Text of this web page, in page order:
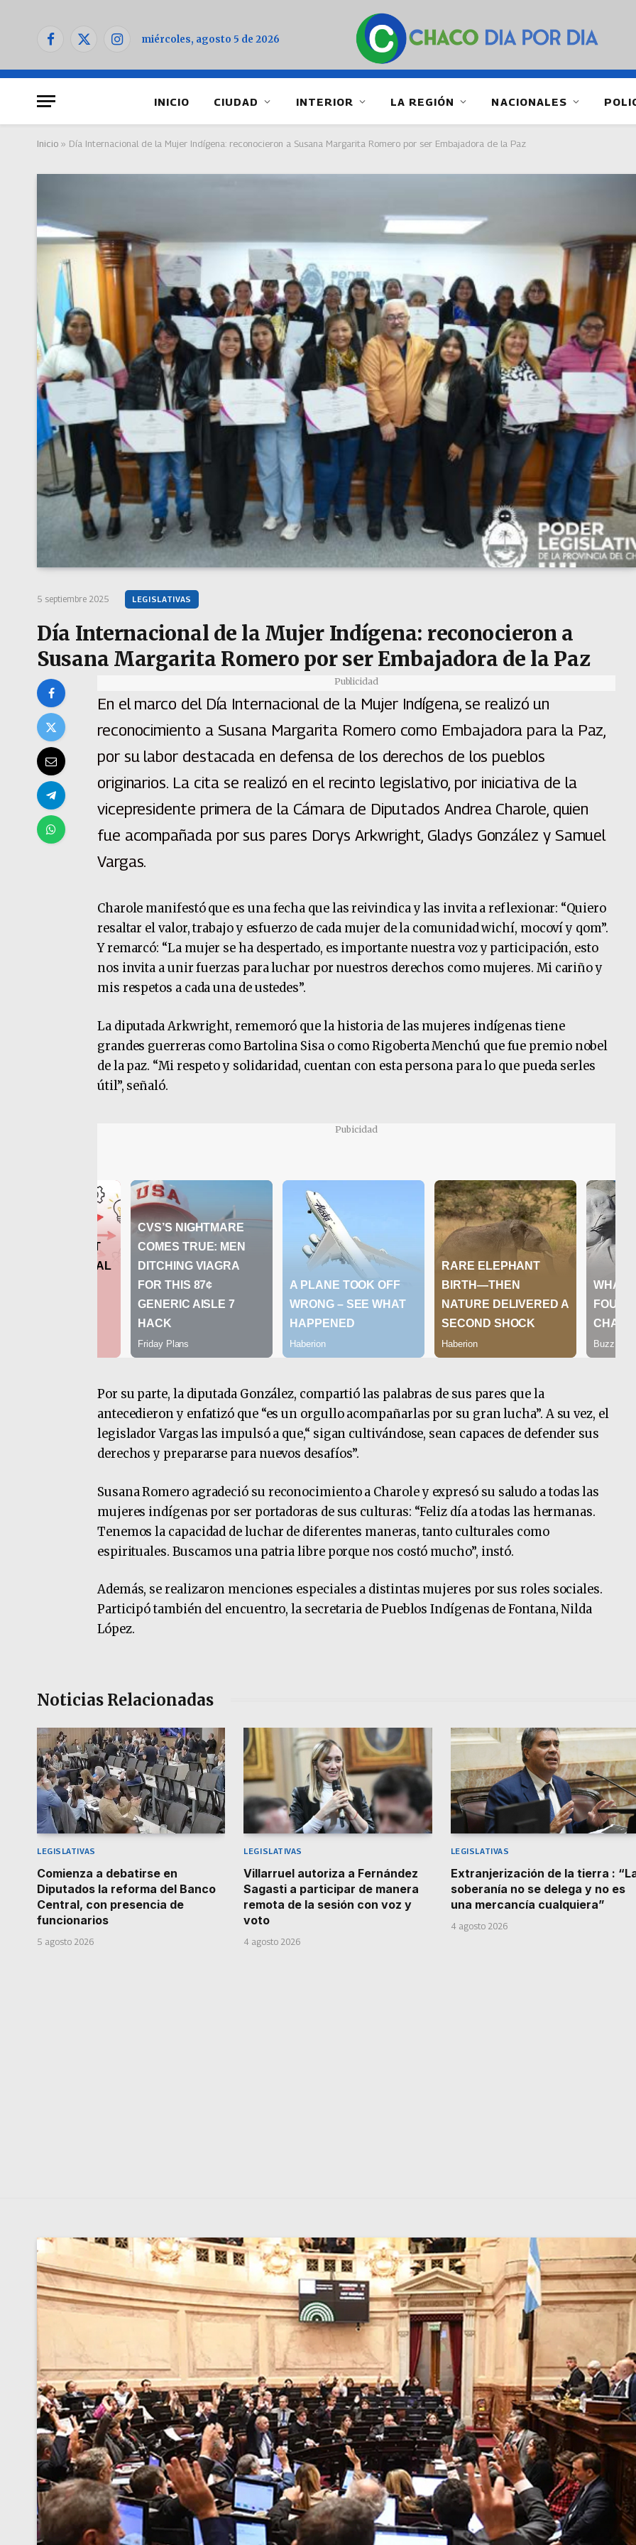
Facebook
X
Instagrammiércoles, agosto 5 de 2026
INICIO CIUDAD INTERIOR LA REGIÓN NACIONALES
Inicio » Día Internacional de la Mujer Indígena: reconocieron a Susana Margarita Romero por ser Embajadora de la Paz
5 septiembre 2025 LEGISLATIVAS
Día Internacional de la Mujer Indígena: reconocieron a
Susana Margarita Romero por ser Embajadora de la Paz
Publicidad
En el marco del Día Internacional de la Mujer Indígena, se realizó un
reconocimiento a Susana Margarita Romero como Embajadora para la Paz,
por su labor destacada en defensa de los derechos de los pueblos
originarios. La cita se realizó en el recinto legislativo, por iniciativa de la
vicepresidente primera de la Cámara de Diputados Andrea Charole, quien
fue acompañada por sus pares Dorys Arkwright, Gladys González y Samuel
Vargas.
Charole manifestó que es una fecha que las reivindica y las invita a reflexionar: “Quiero
resaltar el valor, trabajo y esfuerzo de cada mujer de la comunidad wichí, mocoví y qom”.
Y remarcó: “La mujer se ha despertado, es importante nuestra voz y participación, esto
nos invita a unir fuerzas para luchar por nuestros derechos como mujeres. Mi cariño y
mis respetos a cada una de ustedes”.
La diputada Arkwright, rememoró que la historia de las mujeres indígenas tiene
grandes guerreras como Bartolina Sisa o como Rigoberta Menchú que fue premio nobel
de la paz. “Mi respeto y solidaridad, cuentan con esta persona para lo que pueda serles
útil”, señaló.
Pubicidad
Por su parte, la diputada González, compartió las palabras de sus pares que la
antecedieron y enfatizó que “es un orgullo acompañarlas por su gran lucha”. A su vez, el
legislador Vargas las impulsó a que,“ sigan cultivándose, sean capaces de defender sus
derechos y prepararse para nuevos desafíos”.
Susana Romero agradeció su reconocimiento a Charole y expresó su saludo a todas las
mujeres indígenas por ser portadoras de sus culturas: “Feliz día a todas las hermanas.
Tenemos la capacidad de luchar de diferentes maneras, tanto culturales como
espirituales. Buscamos una patria libre porque nos costó mucho”, instó.
Además, se realizaron menciones especiales a distintas mujeres por sus roles sociales.
Participó también del encuentro, la secretaria de Pueblos Indígenas de Fontana, Nilda
López.
Noticias Relacionadas
LEGISLATIVAS
Comienza a debatirse en
Diputados la reforma del Banco
Central, con presencia de
funcionarios
5 agosto 2026
LEGISLATIVAS
Villarruel autoriza a Fernández
Sagasti a participar de manera
remota de la sesión con voz y
voto
4 agosto 2026
LEGISLATIVAS
Extranjerización de la tierra :
soberanía no se delega y no es
una mercancía cualquiera”
4 agosto 2026